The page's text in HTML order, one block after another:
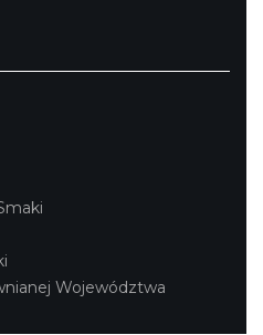
Województwa